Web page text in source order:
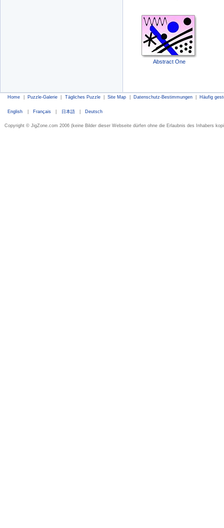
Abstract One
Home Puzzle-Galerie Tägliches Puzzle Site Map Datenschutz-Bestimmungen Häufig
English Français 日本語 Deutsch
Copyright © JigZone.com 2006 (keine Bilder dieser Webseite dürfen ohne die Erlaubnis des Inhabers